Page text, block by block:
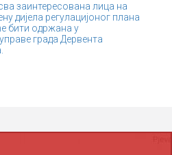
заинтересована лица на
дијела регулацијоног плана
бити одржана у
града Дервента